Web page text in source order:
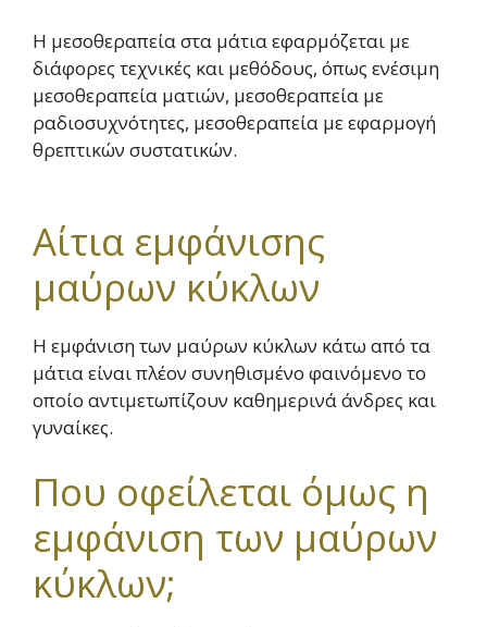
Η μεσοθεραπεία στα μάτια εφαρμόζεται με
διάφορες τεχνικές και μεθόδους, όπως ενέσιμη
μεσοθεραπεία ματιών, μεσοθεραπεία με
ραδιοσυχνότητες, μεσοθεραπεία με εφαρμογή
θρεπτικών συστατικών.
Αίτια εμφάνισης
μαύρων κύκλων
Η εμφάνιση των μαύρων κύκλων κάτω από τα
μάτια είναι πλέον συνηθισμένο φαινόμενο το
οποίο αντιμετωπίζουν καθημερινά άνδρες και
γυναίκες.
Που οφείλεται όμως η
εμφάνιση των μαύρων
κύκλων;